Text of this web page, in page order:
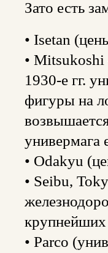
Зато есть
• Isetan
• Mitsukoshi
1930-е гг.
фигуры на
универмага
• Odakyu
• Seibu,
крупнейших
• Parco